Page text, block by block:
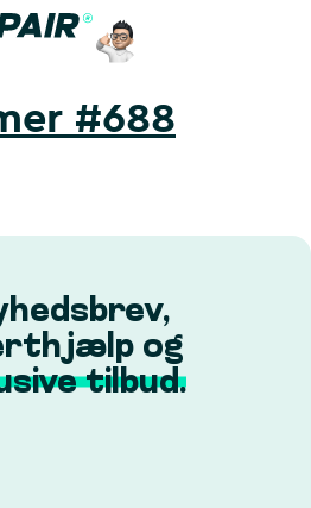
90
#688
og
tilbud.